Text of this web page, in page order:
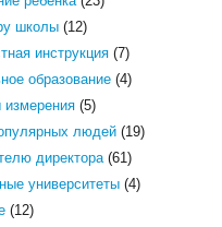
школы(12)
инструкция(7)
образование(4)
измерения(5)
людей(19)
директора(61)
университеты(4)
(12)